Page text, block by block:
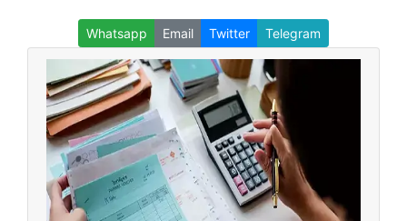
Whatsapp Email Twitter Telegram